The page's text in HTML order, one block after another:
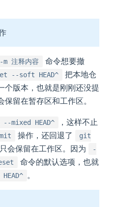
注释内容
命令想要撤
--soft HEAD^
把本地仓
个版本，也就是刚刚还没提
留在暂存区和工作区。
mixed HEAD^
，这样不止
操作，还回退了
git
会保留在工作区。因为
-
命令的默认选项，也就
。